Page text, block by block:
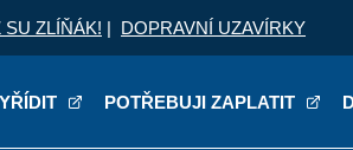
SU ZLÍŇÁK! | DOPRAVNÍ UZAVÍRKY
POTŘEBUJI ZAPLATIT